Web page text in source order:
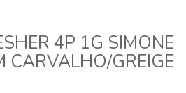
4P 1G SIMONE
CARVALHO/GREIGE